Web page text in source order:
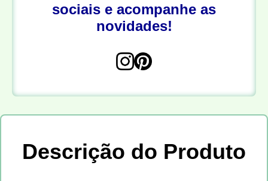
sociais e acompanhe as
novidades!
Descrição do Produto